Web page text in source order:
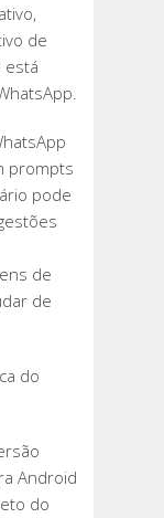
de
está
prompts
pode
de
de
do
Android
do